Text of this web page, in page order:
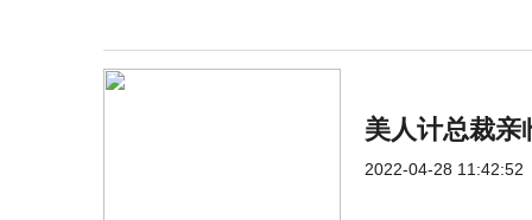
美人计总裁亲
2022-04-28 11:42:52